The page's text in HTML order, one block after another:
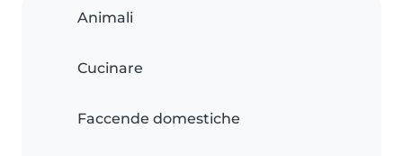
Animali
Cucinare
Faccende domestiche